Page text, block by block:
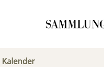
Kalender